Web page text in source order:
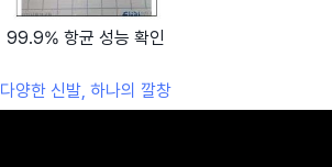
99.9% 항균 성능 확인
다양한 신발, 하나의 깔창